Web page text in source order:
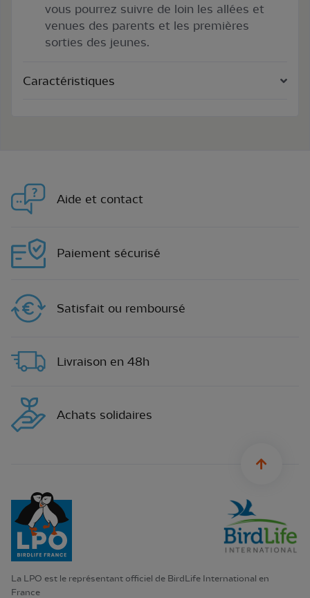
vous pourrez suivre de loin les allées et
venues des parents et les premières
sorties des jeunes.
Caractéristiques
Aide et contact
Paiement sécurisé
Satisfait ou remboursé
Livraison en 48h
Achats solidaires
La LPO est le représentant officiel de BirdLife International en
France